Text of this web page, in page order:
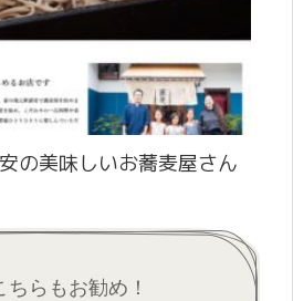
の美味しいお蕎麦屋さん
ちらもお勧め！